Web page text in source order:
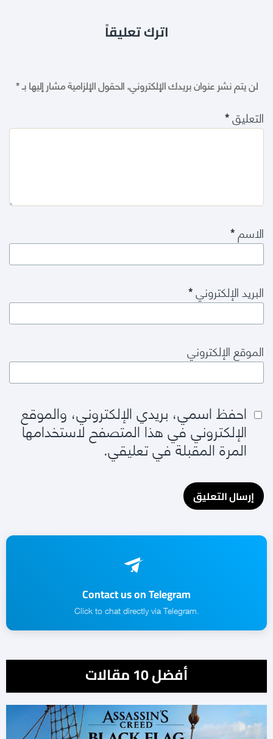
اترك تعليقاً
لن يتم نشر عنوان بريدك الإلكتروني.الحقول الإلزامية مشار إليها بـ*
التعليق*
الاسم*
البريد الإلكتروني*
الموقع الإلكتروني
احفظ اسمي، بريدي الإلكتروني، والموقع
الإلكتروني في هذا المتصفح لاستخدامها
المرة المقبلة في تعليقي.
Contact us on Telegram
.Click to chat directly via Telegram
أفضل 10 مقالات